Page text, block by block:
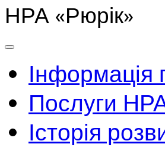
НРА «Рюрік»
Інформація
Послуги
Історія